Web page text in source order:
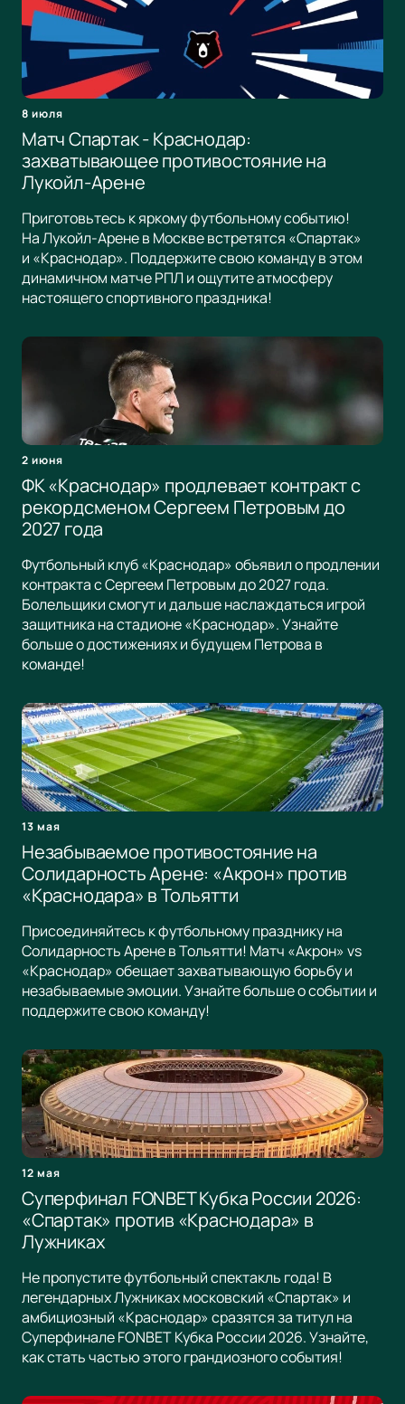
8 июля
Матч Спартак - Краснодар:
захватывающее противостояние на
Лукойл-Арене
Приготовьтесь к яркому футбольному событию!
На Лукойл-Арене в Москве встретятся «Спартак»
и «Краснодар». Поддержите свою команду в этом
динамичном матче РПЛ и ощутите атмосферу
настоящего спортивного праздника!
2 июня
ФК «Краснодар» продлевает контракт с
рекордсменом Сергеем Петровым до
2027 года
Футбольный клуб «Краснодар» объявил о продлении
контракта с Сергеем Петровым до 2027 года.
Болельщики смогут и дальше наслаждаться игрой
защитника на стадионе «Краснодар». Узнайте
больше о достижениях и будущем Петрова в
команде!
13 мая
Незабываемое противостояние на
Солидарность Арене: «Акрон» против
«Краснодара» в Тольятти
Присоединяйтесь к футбольному празднику на
Солидарность Арене в Тольятти! Матч «Акрон» vs
«Краснодар» обещает захватывающую борьбу и
незабываемые эмоции. Узнайте больше о событии и
поддержите свою команду!
12 мая
Суперфинал FONBET Кубка России 2026:
«Спартак» против «Краснодара» в
Лужниках
Не пропустите футбольный спектакль года! В
легендарных Лужниках московский «Спартак» и
амбициозный «Краснодар» сразятся за титул на
Суперфинале FONBET Кубка России 2026. Узнайте,
как стать частью этого грандиозного события!